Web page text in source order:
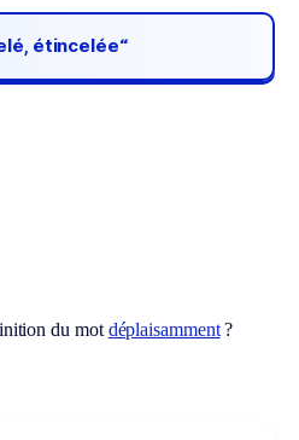
étincelée“
du mot déplaisamment?